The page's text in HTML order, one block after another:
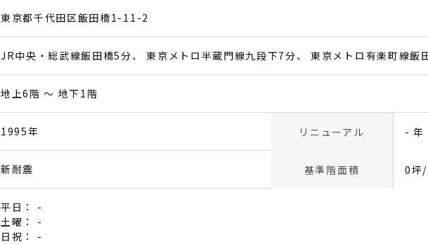
東京都千代田区飯田橋1-11-2
JR中央・総武線飯田橋5分 東京メトロ半蔵門線九段下7分 東京メトロ有楽町線飯
地上6階 〜 地下1階
1995年 リニューアル - 年
新耐震 基準階面積 0坪
平日： -
土曜： -
日祝： -